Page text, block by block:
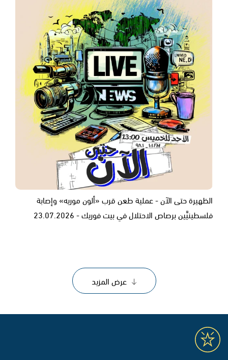
الظهيرة حتى الآن - عملية طعن قرب «ألون موريه» وإصابة
فلسطينيَّين برصاص الاحتلال في بيت فوريك - 23.07.2026
عرض المزيد